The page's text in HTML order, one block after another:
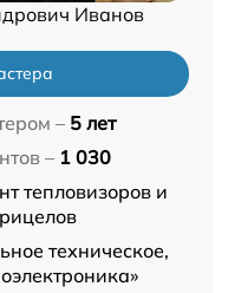
Иванов
– 5 лет
– 1 030
тепловизоров и
техническое,